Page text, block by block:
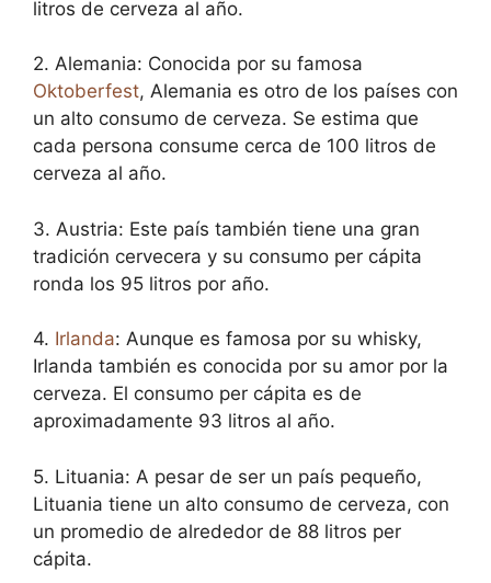
litros de cerveza al año.
2. Alemania: Conocida por su famosa
Oktoberfest, Alemania es otro de los países con
un alto consumo de cerveza. Se estima que
cada persona consume cerca de 100 litros de
cerveza al año.
3. Austria: Este país también tiene una gran
tradición cervecera y su consumo per cápita
ronda los 95 litros por año.
4. Irlanda: Aunque es famosa por su whisky,
Irlanda también es conocida por su amor por la
cerveza. El consumo per cápita es de
aproximadamente 93 litros al año.
5. Lituania: A pesar de ser un país pequeño,
Lituania tiene un alto consumo de cerveza, con
un promedio de alrededor de 88 litros per
cápita.